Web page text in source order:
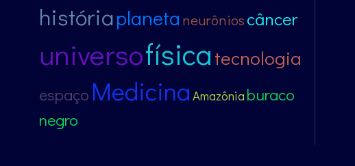
históriaplaneta neurônioscâncer
universofísica tecnologia
espaço Medicina Amazônia buraco
negro